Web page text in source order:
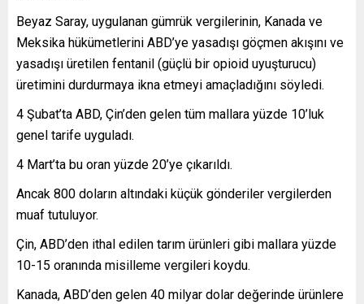
Beyaz Saray, uygulanan gümrük vergilerinin, Kanada ve
Meksika hükümetlerini ABD’ye yasadışı göçmen akışını ve
yasadışı üretilen fentanil (güçlü bir opioid uyuşturucu)
üretimini durdurmaya ikna etmeyi amaçladığını söyledi.
4 Şubat’ta ABD, Çin’den gelen tüm mallara yüzde 10’luk
genel tarife uyguladı.
4 Mart’ta bu oran yüzde 20’ye çıkarıldı.
Ancak 800 doların altındaki küçük gönderiler vergilerden
muaf tutuluyor.
Çin, ABD’den ithal edilen tarım ürünleri gibi mallara yüzde
10-15 oranında misilleme vergileri koydu.
Kanada, ABD’den gelen 40 milyar dolar değerinde ürünlere